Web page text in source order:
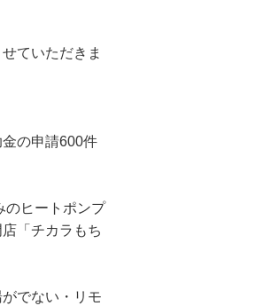
ていただきま
金の申請600件
のヒートポンプ
「チカラもち
でない・リモ